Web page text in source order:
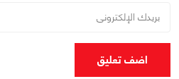
اضف تعليق